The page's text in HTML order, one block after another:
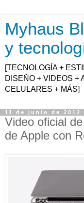
Myhaus
y
[TECNOLOGÍA +
DISEÑO + VIDEOS +
CELULARES + MÁS]
11 de junio de 2012
Video oficial
de Apple con